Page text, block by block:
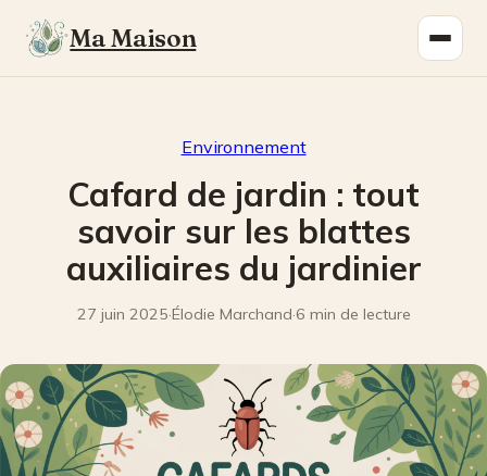
Ma Maison
Environnement
Cafard de jardin : tout
savoir sur les blattes
auxiliaires du jardinier
27 juin 2025·Élodie Marchand·6 min de lecture